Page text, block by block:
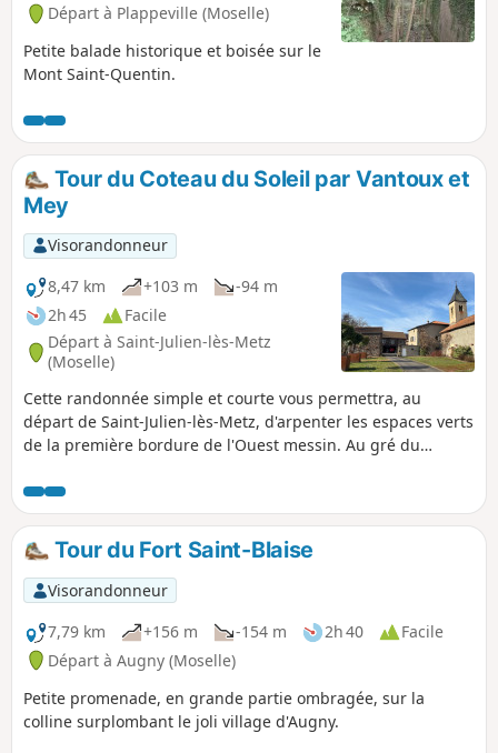
Départ à Plappeville (Moselle)
Petite balade historique et boisée sur le
Mont Saint-Quentin.
Tour du Coteau du Soleil par Vantoux et
Mey
Visorandonneur
8,47 km
+103 m
-94 m
2h 45
Facile
Départ à Saint-Julien-lès-Metz
(Moselle)
Cette randonnée simple et courte vous permettra, au
départ de Saint-Julien-lès-Metz, d'arpenter les espaces verts
de la première bordure de l'Ouest messin. Au gré du
quartiers de Vallières et de la Corchade, jusqu'à arriver au
bucolique village de Vantoux. Après un passage par l'église
de Mey (XIIe siècle) et son village typique, vous reviendrez
sur Saint-Julien-lès-Metz à travers champs avec une belle
vue sur l’agglomération messine.
Tour du Fort Saint-Blaise
Visorandonneur
7,79 km
+156 m -154 m 2h 40
Facile
Départ à Augny (Moselle)
Petite promenade, en grande partie ombragée, sur la
colline surplombant le joli village d'Augny.